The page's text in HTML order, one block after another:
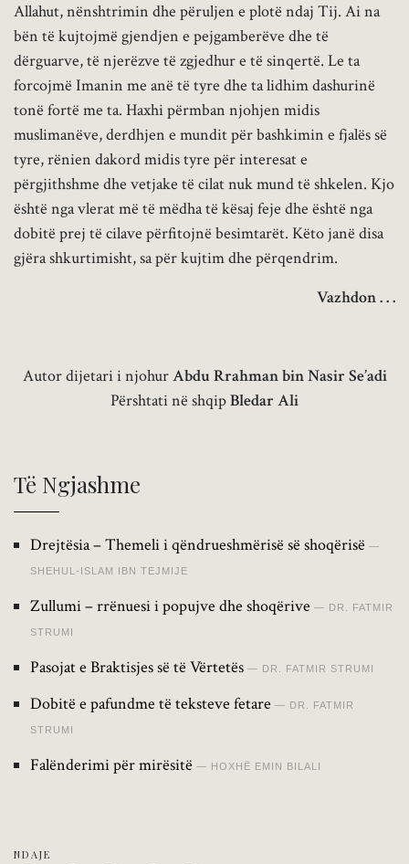
Allahut, nënshtrimin dhe përuljen e plotë ndaj Tij. Ai na
bën të kujtojmë gjendjen e pejgamberëve dhe të
dërguarve, të njerëzve të zgjedhur e të sinqertë. Le ta
forcojmë Imanin me anë të tyre dhe ta lidhim dashurinë
tonë fortë me ta. Haxhi përmban njohjen midis
muslimanëve, derdhjen e mundit për bashkimin e fjalës së
tyre, rënien dakord midis tyre për interesat e
përgjithshme dhe vetjake të cilat nuk mund të shkelen. Kjo
është nga vlerat më të mëdha të kësaj feje dhe është nga
dobitë prej të cilave përfitojnë besimtarët. Këto janë disa
gjëra shkurtimisht, sa për kujtim dhe përqendrim.
Vazhdon . . .
Autor dijetari i njohurAbdu Rrahman bin Nasir Se’adi
Përshtati në shqipBledar Ali
Të Ngjashme
Drejtësia – Themeli i qëndrueshmërisë së shoqërisë
SHEHUL-ISLAM IBN TEJMIJE
Zullumi – rrënuesi i popujve dhe shoqërive DR. FATMIR
STRUMI
Pasojat e Braktisjes së të Vërtetës DR. FATMIR STRUMI
Dobitë e pafundme të teksteve fetare DR. FATMIR
STRUMI
Falënderimi për mirësitë HOXHË EMIN BILALI
NDAJE